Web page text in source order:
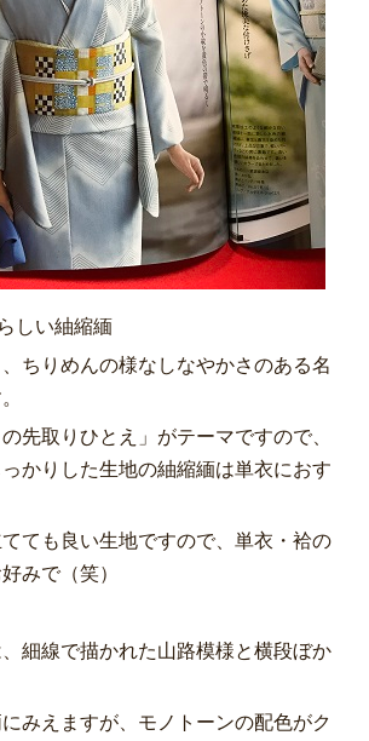
しい紬縮緬
ちりめんの様なしなやかさのある名
先取りひとえ」がテーマですので、
かりした生地の紬縮緬は単衣におす
ても良い生地ですので、単衣・袷の
みで（笑）
細線で描かれた山路模様と横段ぼか
みえますが、モノトーンの配色がク